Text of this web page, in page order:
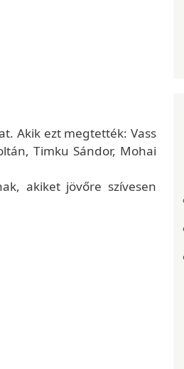
Akik ezt megtették: Vass
Timku Sándor, Mohai
akiket jövőre szívesen